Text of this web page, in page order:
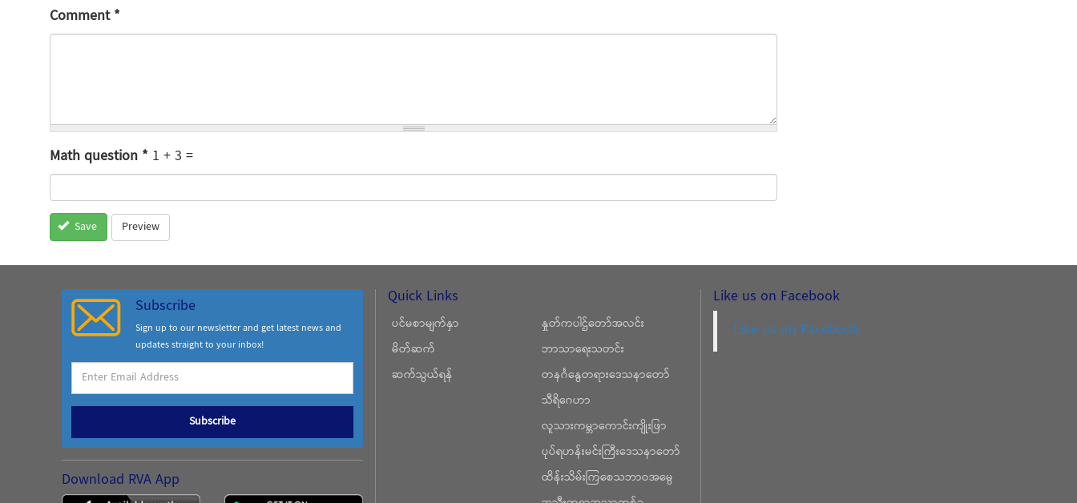
Comment*
Math question* 1 + 3 =
Save Preview
Subscribe
Sign up to our newsletter and get latest news and
updates straight to your inbox!
Subscribe
Download RVA App
Quick Links
ပင်မစာမျက်နှာ
မိတ်ဆက်
ဆက်သွယ်ရန်
နှုတ်ကပါဌ်တော်အလင်း
ဘာသာရေးသတင်း
တနင်္ဂနွေတရားဒေသနာတော်
သီရိဂေဟာ
လူသားကမ္ဘာကောင်းကျိုးဖြာ
ပုပ်ရဟန်းမင်းကြီးဒေသနာတော်
ထိန်းသိမ်းကြစေသဘာဝအမွေ
Like us on Facebook
Like us on Facebook